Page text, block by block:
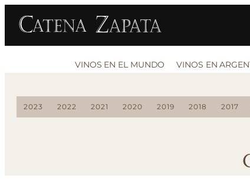
VINOS EN EL MUNDO VINOS EN
2023 2022 2021 2020 2019 2018 2017